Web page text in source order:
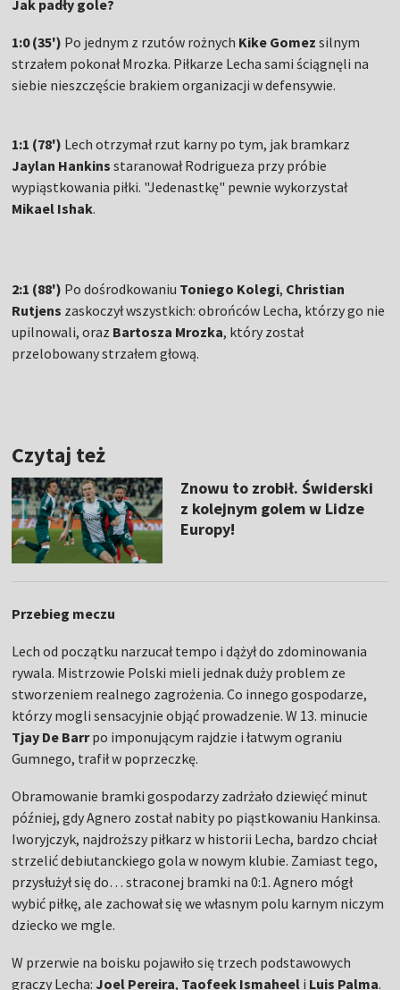
Jak padły gole?
1:0 (35') Po jednym z rzutów rożnych Kike Gomezsilnym
strzałem pokonał Mrozka. Piłkarze Lecha sami ściągnęli na
siebie nieszczęście brakiem organizacji w defensywie.
1:1 (78') Lech otrzymał rzut karny po tym, jak bramkarz
Jaylan Hankinsstaranował Rodrigueza przy próbie
wypiąstkowania piłki. "Jedenastkę" pewnie wykorzystał
Mikael Ishak.
2:1 (88') Po dośrodkowaniu Toniego Kolegi, Christian
Rutjens zaskoczył wszystkich: obrońców Lecha, którzy go nie
upilnowali, oraz Bartosza Mrozka, który został
przelobowany strzałem głową.
Czytaj też
Znowu to zrobił. Świderski
z kolejnym golem w Lidze
Europy!
Przebieg meczu
Lech od początku narzucał tempo i dążył do zdominowania
rywala. Mistrzowie Polski mieli jednak duży problem ze
stworzeniem realnego zagrożenia. Co innego gospodarze,
którzy mogli sensacyjnie objąć prowadzenie. W 13. minucie
Tjay De Barrpo imponującym rajdzie i łatwym ograniu
Gumnego, trafił w poprzeczkę.
Obramowanie bramki gospodarzy zadrżało dziewięć minut
później, gdy Agnero został nabity po piąstkowaniu Hankinsa.
Iworyjczyk, najdroższy piłkarz w historii Lecha, bardzo chciał
strzelić debiutanckiego gola w nowym klubie. Zamiast tego,
przysłużył się do… straconej bramki na 0:1. Agnero mógł
wybić piłkę, ale zachował się we własnym polu karnym niczym
dziecko we mgle.
W przerwie na boisku pojawiło się trzech podstawowych
graczy Lecha: Joel Pereira, Taofeek Ismaheel i Luis Palma.